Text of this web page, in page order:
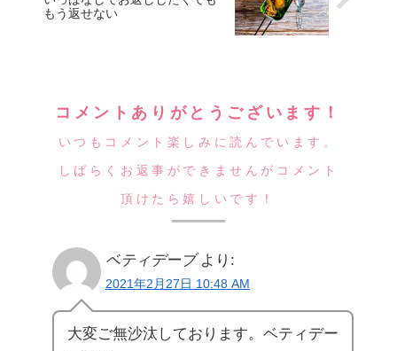
もう返せない
コメントありがとうございます！
いつもコメント楽しみに読んでいます。
しばらくお返事ができませんがコメント
頂けたら嬉しいです！
ベティデーブ より:
2021年2月27日 10:48 AM
大変ご無沙汰しております。ベティデー